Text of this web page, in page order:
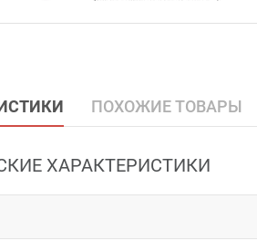
ПОХОЖИЕ ТОВАРЫ
ХАРАКТЕРИСТИКИ